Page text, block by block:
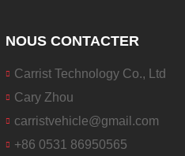
NOUS CONTACTER
Carrist Technology Co., Ltd
Cary Zhou
carristvehicle@gmail.com
+86 0531 86950565